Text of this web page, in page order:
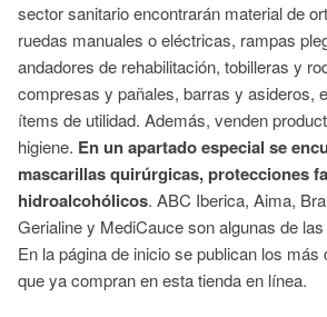
sector sanitario encontrarán material de
ruedas manuales o eléctricas, rampas
andadores de rehabilitación, tobilleras y
compresas y pañales, barras y asideros,
ítems de utilidad. Además, venden
higiene. En un apartado especial se
mascarillas quirúrgicas, protecciones
hidroalcohólicos. ABC Iberica, Aima,
Gerialine y MediCauce son algunas de
En la página de inicio se publican los más
que ya compran en esta tienda en línea.